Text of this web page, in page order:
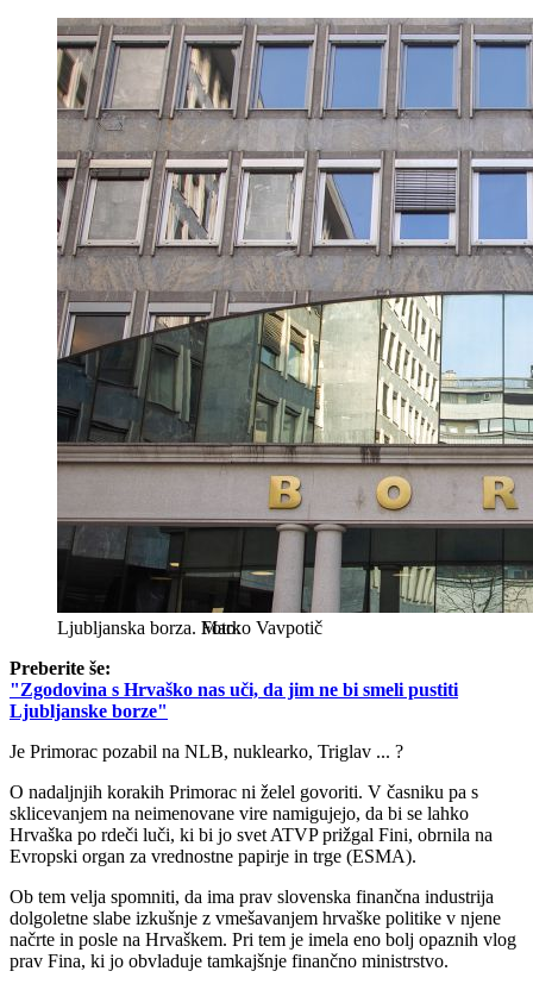
Ljubljanska borza. Marko Vavpotič
Preberite še:
"Zgodovina s Hrvaško nas uči, da jim ne bi smeli pustiti
Ljubljanske borze"
Je Primorac pozabil na NLB, nuklearko, Triglav ... ?
O nadaljnjih korakih Primorac ni želel govoriti. V časniku pa s
sklicevanjem na neimenovane vire namigujejo, da bi se lahko
Hrvaška po rdeči luči, ki bi jo svet ATVP prižgal Fini, obrnila na
Evropski organ za vrednostne papirje in trge (ESMA).
Ob tem velja spomniti, da ima prav slovenska finančna industrija
dolgoletne slabe izkušnje z vmešavanjem hrvaške politike v njene
načrte in posle na Hrvaškem. Pri tem je imela eno bolj opaznih vlog
prav Fina, ki jo obvladuje tamkajšnje finančno ministrstvo.